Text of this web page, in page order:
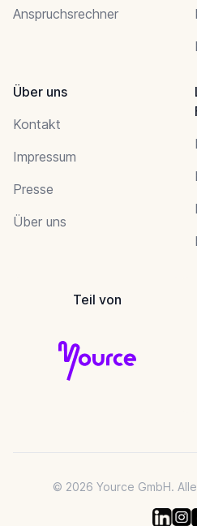
Anspruchsrechner
Über uns
Kontakt
Impressum
Presse
Über uns
Teil von
© 2026 Yource GmbH.